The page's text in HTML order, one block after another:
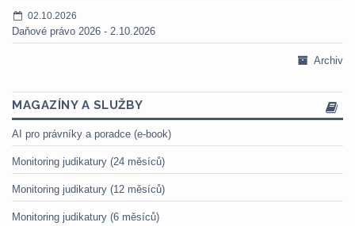
02.10.2026
Daňové právo 2026 - 2.10.2026
Archiv
MAGAZÍNY A SLUŽBY
AI pro právníky a poradce (e-book)
Monitoring judikatury (24 měsíců)
Monitoring judikatury (12 měsíců)
Monitoring judikatury (6 měsíců)